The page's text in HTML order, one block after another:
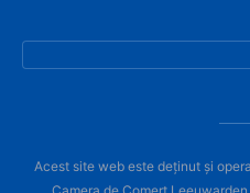
Acest site web este deținut și